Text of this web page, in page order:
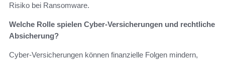
Risiko bei Ransomware.
Welche Rolle spielen Cyber‑Versicherungen und rechtliche
Absicherung?
Cyber‑Versicherungen können finanzielle Folgen mindern,